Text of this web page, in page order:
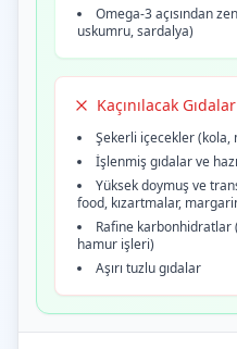
Omega-3 açısından
uskumru, sardalya)
Kaçınılacak Gıdalar
Şekerli içecekler (kola,
İşlenmiş gıdalar ve
Yüksek doymuş ve
food, kızartmalar,
Rafine karbonhidratlar
hamur işleri)
Aşırı tuzlu gıdalar